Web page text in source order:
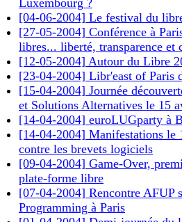
Luxembourg ?
[04-06-2004] Le festival du
[27-05-2004] Conférence à
libres... liberté, transparence et
[12-05-2004] Autour du Libre
[23-04-2004] Libr'east of Paris
[15-04-2004] Journée
et Solutions Alternatives le 15
[14-04-2004] euroLUGparty à
[14-04-2004] Manifestations le
contre les brevets logiciels
[09-04-2004] Game-Over,
plate-forme libre
[07-04-2004] Rencontre AFUP
Programming à Paris